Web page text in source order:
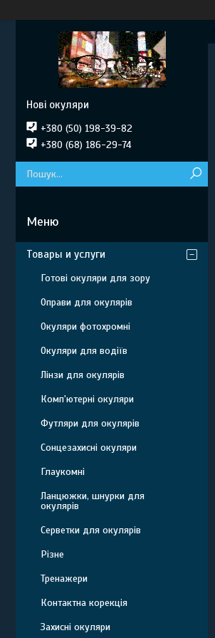
Нові окуляри
+380 (50) 198-39-82
+380 (68) 186-29-74
Товары и услуги
Готові окуляри для зору
Оправи для окулярів
Окуляри фотохромні
Окуляри для водіїв
Лінзи для окулярів
Комп'ютерні окуляри
Футляри для окулярів
Сонцезахисні окуляри
Глаукомні
Ланцюжки, шнурки для
окулярів
Серветки для окулярів
Різне
Тренажери
Контактна корекція
Захисні окуляри